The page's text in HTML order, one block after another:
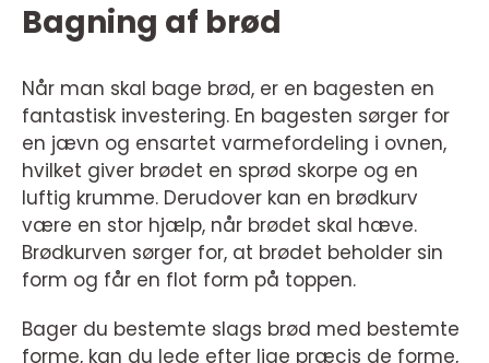
Bagning af brød
Når man skal bage brød, er en bagesten en
fantastisk investering. En bagesten sørger for
en jævn og ensartet varmefordeling i ovnen,
hvilket giver brødet en sprød skorpe og en
luftig krumme. Derudover kan en brødkurv
være en stor hjælp, når brødet skal hæve.
Brødkurven sørger for, at brødet beholder sin
form og får en flot form på toppen.
Bager du bestemte slags brød med bestemte
forme, kan du lede efter lige præcis de forme,